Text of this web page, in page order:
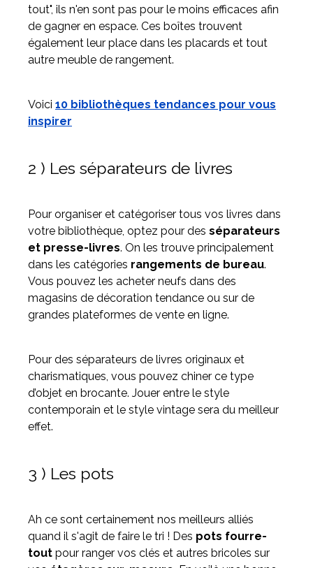
tout", ils n'en sont pas pour le moins efficaces afin
de gagner en espace. Ces boîtes trouvent
également leur place dans les placards et tout
autre meuble de rangement.
Voici 10 bibliothèques tendances pour vous
inspirer
2 ) Les séparateurs de livres
Pour organiser et catégoriser tous vos livres dans
votre bibliothèque, optez pour des séparateurs
et presse-livres. On les trouve principalement
dans les catégories rangements de bureau.
Vous pouvez les acheter neufs dans des
magasins de décoration tendance ou sur de
grandes plateformes de vente en ligne.
Pour des séparateurs de livres originaux et
charismatiques, vous pouvez chiner ce type
d’objet en brocante. Jouer entre le style
contemporain et le style vintage sera du meilleur
effet.
3 ) Les pots
Ah ce sont certainement nos meilleurs alliés
quand il s'agit de faire le tri ! Des pots fourre-
tout pour ranger vos clés et autres bricoles sur